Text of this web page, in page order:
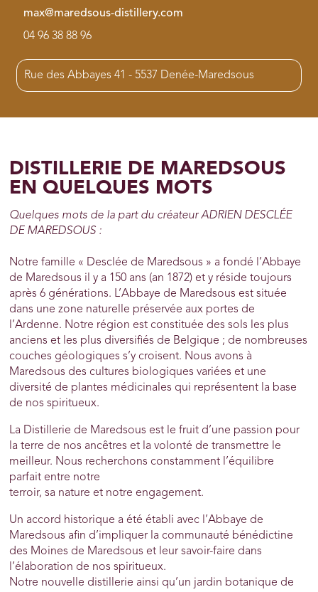
max@maredsous-distillery.com
04 96 38 88 96
Rue des Abbayes 41 - 5537 Denée-Maredsous
DISTILLERIE DE MAREDSOUS
EN QUELQUES MOTS
Quelques mots de la part du créateur ADRIEN DESCLÉE
DE MAREDSOUS :
Notre famille « Desclée de Maredsous » a fondé l’Abbaye
de Maredsous il y a 150 ans (an 1872) et y réside toujours
après 6 générations. L’Abbaye de Maredsous est située
dans une zone naturelle préservée aux portes de
l’Ardenne. Notre région est constituée des sols les plus
anciens et les plus diversifiés de Belgique ; de nombreuses
couches géologiques s’y croisent. Nous avons à
Maredsous des cultures biologiques variées et une
diversité de plantes médicinales qui représentent la base
de nos spiritueux.
La Distillerie de Maredsous est le fruit d’une passion pour
la terre de nos ancêtres et la volonté de transmettre le
meilleur. Nous recherchons constamment l’équilibre
parfait entre notre
terroir, sa nature et notre engagement.
Un accord historique a été établi avec l’Abbaye de
Maredsous afin d’impliquer la communauté bénédictine
des Moines de Maredsous et leur savoir-faire dans
l’élaboration de nos spiritueux.
Notre nouvelle distillerie ainsi qu’un jardin botanique de